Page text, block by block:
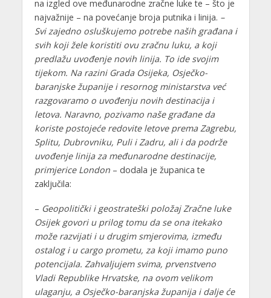
na izgled ove međunarodne zračne luke te – što je
najvažnije – na povećanje broja putnika i linija. –
Svi zajedno osluškujemo potrebe naših građana i
svih koji žele koristiti ovu zračnu luku, a koji
predlažu uvođenje novih linija. To ide svojim
tijekom. Na razini Grada Osijeka, Osječko-
baranjske županije i resornog ministarstva već
razgovaramo o uvođenju novih destinacija i
letova. Naravno, pozivamo naše građane da
koriste postojeće redovite letove prema Zagrebu,
Splitu, Dubrovniku, Puli i Zadru, ali i da podrže
uvođenje linija za međunarodne destinacije,
primjerice London– dodala je županica te
zaključila:
– Geopolitički i geostrateški položaj Zračne luke
Osijek govori u prilog tomu da se ona itekako
može razvijati i u drugim smjerovima, između
ostalog i u cargo prometu, za koji imamo puno
potencijala. Zahvaljujem svima, prvenstveno
Vladi Republike Hrvatske, na ovom velikom
ulaganju, a Osječko-baranjska županija i dalje će